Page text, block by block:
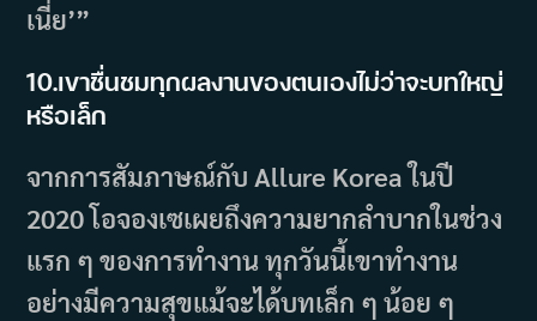
เนี่ย’”
10.เขาชื่นชมทุกผลงานของตนเองไม่ว่าจะบทใหญ่
หรือเล็ก
จากการสัมภาษณ์กับ Allure Korea ในปี
2020 โอจองเซเผยถึงความยากลำบากในช่วง
แรก ๆ ของการทำงาน ทุกวันนี้เขาทำงาน
อย่างมีความสุขแม้จะได้บทเล็ก ๆ น้อย ๆ